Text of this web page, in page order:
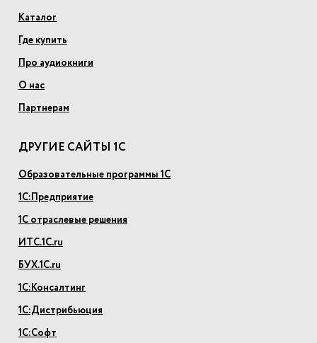
Каталог
Где купить
Про аудиокниги
О нас
Партнерам
ДРУГИЕ САЙТЫ 1С
Образовательные программы 1С
1С:Предприятие
1С отраслевые решения
ИТС.1С.ru
БУХ.1С.ru
1С:Консалтинг
1С:Дистрибьюция
1С:Софт